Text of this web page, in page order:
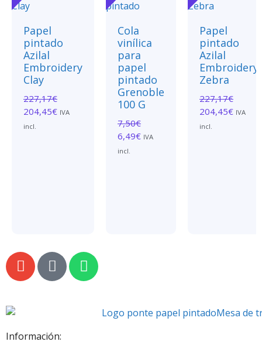
Papel
pintado
Azilal
Embroidery
Clay
227,17€
204,45€ IVA
incl.
Cola
vinílica
para
papel
pintado
Grenoble
100 G
7,50€
6,49€ IVA
incl.
Papel
pintado
Azilal
Embroidery
Zebra
227,17€
204,45€ IVA
incl.
Información: